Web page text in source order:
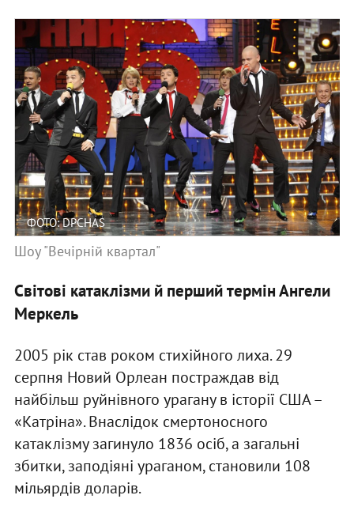
ФОТО: DPCHAS
Шоу "Вечірній квартал"
Світові катаклізми й перший термін Ангели
Меркель
2005 рік став роком стихійного лиха. 29
серпня Новий Орлеан постраждав від
найбільш руйнівного урагану в історії США –
«Катріна». Внаслідок смертоносного
катаклізму загинуло 1836 осіб, а загальні
збитки, заподіяні ураганом, становили 108
мільярдів доларів.